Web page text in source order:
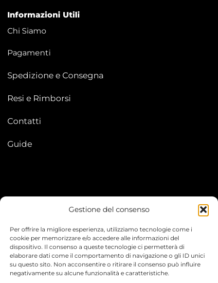
Gestione del consenso
Per offrire la migliore esperienza, utilizziamo tecnologie come i
cookie per memorizzare e/o accedere alle informazioni del
dispositivo. Il consenso a queste tecnologie ci permetterà di
elaborare dati come il comportamento di navigazione o gli ID unici
su questo sito. Non acconsentire o ritirare il consenso può influire
negativamente su alcune funzionalità e caratteristiche.
Informazioni Utili
Chi Siamo
Pagamenti
Spedizione e Consegna
Resi e Rimborsi
Contatti
Guide
I Miei Ordini
Le mie informazioni